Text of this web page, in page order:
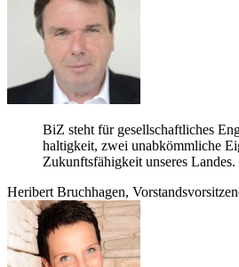
BiZ steht für gesell­schaft­li­ches
hal­tig­keit, zwei unab­kömm­li­che
Zukunfts­fä­hig­keit unse­res Landes.
Heri­bert Bruch­ha­gen,